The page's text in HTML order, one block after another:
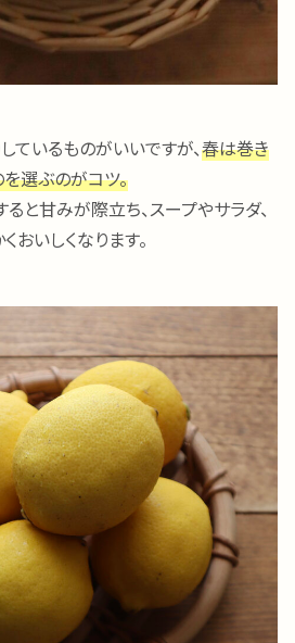
ているものがいいですが、春は巻き
選ぶのがコツ。
と甘みが際立ち、スープやサラダ、
おいしくなります。